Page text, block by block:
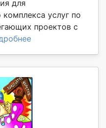
для
услуг по
проектов с